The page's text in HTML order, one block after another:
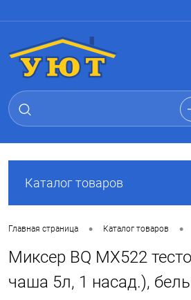
Каталог товаров
Главная страница • Каталог товаров •
Миксер BQ MX522
чаша 5л, 1 насад.),